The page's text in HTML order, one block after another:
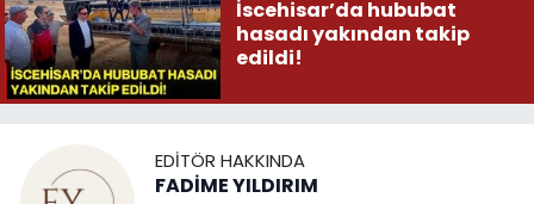
İscehisar’da hububat
hasadı yakından takip
edildi!
EDITÖR HAKKINDA
FADİME YILDIRIM